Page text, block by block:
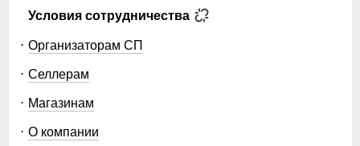
Условия сотрудничества
Организаторам СП
Селлерам
Магазинам
О компании